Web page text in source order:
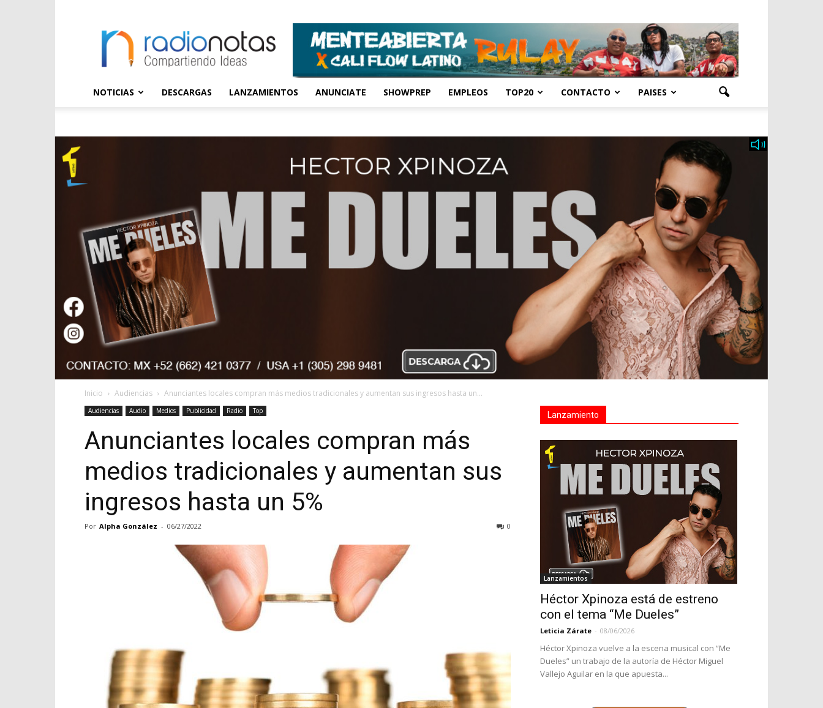
NOTICIAS DESCARGAS LANZAMIENTOS ANUNCIATE SHOWPREP EMPLEOS TOP20 CONTACTO PAISES
Inicio Audiencias Anunciantes locales compran más medios tradicionales y aumentan sus ingresos hasta un...
Audiencias Audio Medios Publicidad Radio Top
Anunciantes locales compran más
medios tradicionales y aumentan sus
ingresos hasta un 5%
Por Alpha González - 06/27/2022 0
Lanzamiento
Lanzamientos
Héctor Xpinoza está de estreno
con el tema “Me Dueles”
Leticia Zárate - 08/06/2026
Héctor Xpinoza vuelve a la escena musical con “Me
Dueles” un trabajo de la autoría de Héctor Miguel
Vallejo Aguilar en la que apuesta...